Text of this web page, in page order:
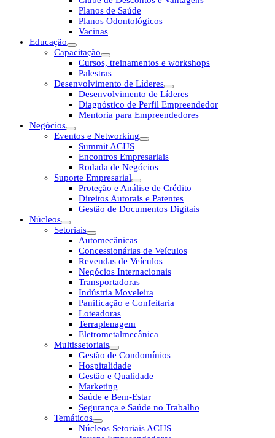
Planos de Saúde
Planos Odontológicos
Vacinas
Educação
Capacitação
Cursos, treinamentos e workshops
Palestras
Desenvolvimento de Líderes
Desenvolvimento de Líderes
Diagnóstico de Perfil Empreendedor
Mentoria para Empreendedores
Negócios
Eventos e Networking
Summit ACIJS
Encontros Empresariais
Rodada de Negócios
Suporte Empresarial
Proteção e Análise de Crédito
Direitos Autorais e Patentes
Gestão de Documentos Digitais
Núcleos
Setoriais
Automecânicas
Concessionárias de Veículos
Revendas de Veículos
Negócios Internacionais
Transportadoras
Indústria Moveleira
Panificação e Confeitaria
Loteadoras
Terraplenagem
Eletrometalmecânica
Multissetoriais
Gestão de Condomínios
Hospitalidade
Gestão e Qualidade
Marketing
Saúde e Bem-Estar
Segurança e Saúde no Trabalho
Temáticos
Núcleos Setoriais ACIJS